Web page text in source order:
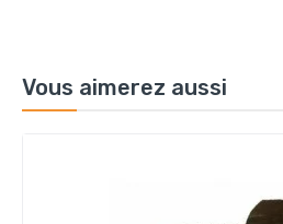
Vous aimerez aussi